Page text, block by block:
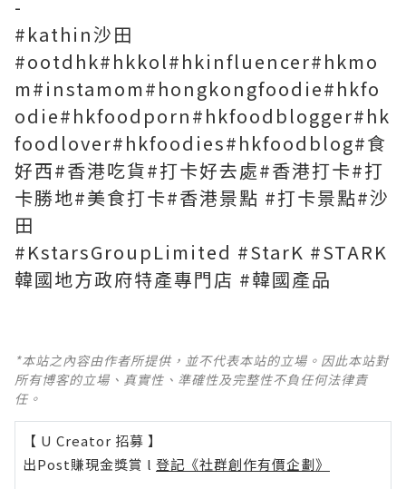
-
#kathin沙田
#ootdhk#hkkol#hkinfluencer#hkmo
m#instamom#hongkongfoodie#hkfo
odie#hkfoodporn#hkfoodblogger#hk
foodlover#hkfoodies#hkfoodblog#食
好西#香港吃貨#打卡好去處#香港打卡#打
卡勝地#美食打卡#香港景點 #打卡景點#沙
田
#KstarsGroupLimited #StarK #STARK
韓國地方政府特產專門店 #韓國產品
*本站之內容由作者所提供，並不代表本站的立場。因此本站對
所有博客的立場、真實性、準確性及完整性不負任何法律責
任。
【 U Creator 招募 】
出Post賺現金獎賞 l 登記《社群創作有價企劃》